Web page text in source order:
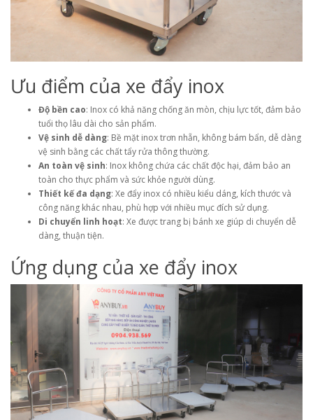
Ưu điểm của xe đẩy inox
Độ bền cao: Inox có khả năng chống ăn mòn, chịu lực tốt, đảm bảo
tuổi thọ lâu dài cho sản phẩm.
Vệ sinh dễ dàng: Bề mặt inox trơn nhẵn, không bám bẩn, dễ dàng
vệ sinh bằng các chất tẩy rửa thông thường.
An toàn vệ sinh: Inox không chứa các chất độc hại, đảm bảo an
toàn cho thực phẩm và sức khỏe người dùng.
Thiết kế đa dạng: Xe đẩy inox có nhiều kiểu dáng, kích thước và
công năng khác nhau, phù hợp với nhiều mục đích sử dụng.
Di chuyển linh hoạt: Xe được trang bị bánh xe giúp di chuyển dễ
dàng, thuận tiện.
Ứng dụng của xe đẩy inox